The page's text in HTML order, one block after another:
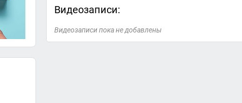
Видеозаписи:
Видеозаписи пока не добавлены